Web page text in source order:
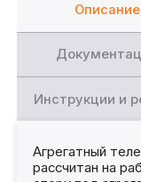
Описание
Инструкции и
Агрегатный
рассчитан на